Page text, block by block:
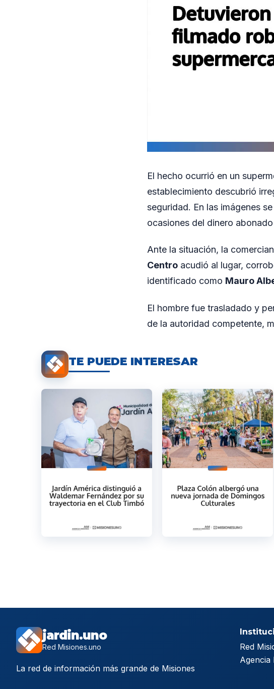
El hecho ocurrió en un
establecimiento descubrió
seguridad. En las imágenes
ocasiones del dinero
Ante la situación, la
Centro acudió al lugar,
identificado como Mauro
El hombre fue trasladado y
de la autoridad competente,
TE PUEDE INTERESAR
jardin.uno
Red Misiones.uno
La red de información más grande de Misiones
Red
Agencia